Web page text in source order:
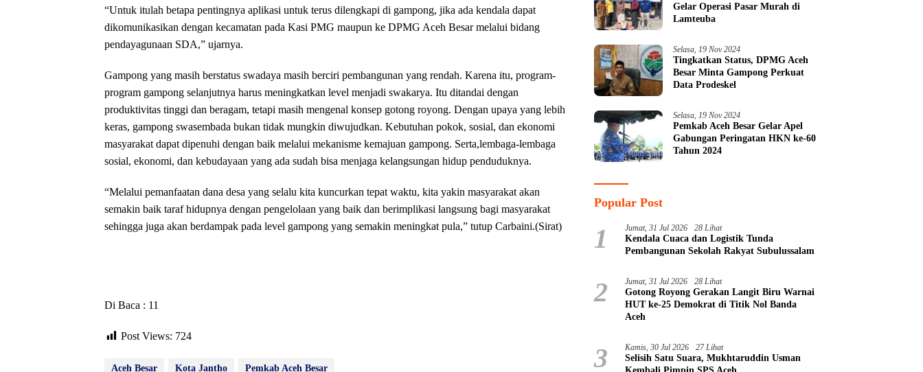
“Untuk itulah betapa pentingnya aplikasi untuk terus dilengkapi di gampong, jika ada kendala dapat
dikomunikasikan dengan kecamatan pada Kasi PMG maupun ke DPMG Aceh Besar melalui bidang
pendayagunaan SDA,” ujarnya.
Gampong yang masih berstatus swadaya masih berciri pembangunan yang rendah. Karena itu, program-
program gampong selanjutnya harus meningkatkan level menjadi swakarya. Itu ditandai dengan
produktivitas tinggi dan beragam, tetapi masih mengenal konsep gotong royong. Dengan upaya yang lebih
keras, gampong swasembada bukan tidak mungkin diwujudkan. Kebutuhan pokok, sosial, dan ekonomi
masyarakat dapat dipenuhi dengan baik melalui mekanisme kemajuan gampong. Serta,lembaga-lembaga
sosial, ekonomi, dan kebudayaan yang ada sudah bisa menjaga kelangsungan hidup penduduknya.
“Melalui pemanfaatan dana desa yang selalu kita kuncurkan tepat waktu, kita yakin masyarakat akan
semakin baik taraf hidupnya dengan pengelolaan yang baik dan berimplikasi langsung bagi masyarakat
sehingga juga akan berdampak pada level gampong yang semakin meningkat pula,” tutup Carbaini.(Sirat)
Di Baca : 11
Post Views: 724
Aceh Besar Kota Jantho Pemkab Aceh Besar
Gelar Operasi Pasar Murah di
Lamteuba
Selasa, 19 Nov 2024
Tingkatkan Status, DPMG Aceh
Besar Minta Gampong Perkuat
Data Prodeskel
Selasa, 19 Nov 2024
Pemkab Aceh Besar Gelar Apel
Gabungan Peringatan HKN ke-60
Tahun 2024
Popular Post
1 Jumat, 31 Jul 2026 28 Lihat
Kendala Cuaca dan Logistik Tunda
Pembangunan Sekolah Rakyat Subulussalam
2 Jumat, 31 Jul 2026 28 Lihat
Gotong Royong Gerakan Langit Biru Warnai
HUT ke-25 Demokrat di Titik Nol Banda
Aceh
3 Kamis, 30 Jul 2026 27 Lihat
Selisih Satu Suara, Mukhtaruddin Usman